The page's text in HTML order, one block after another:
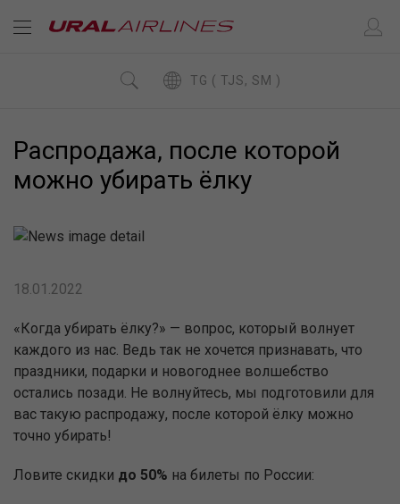
TG ( TJS, SM )
Распродажа, после которой
можно убирать ёлку
18.01.2022
«Когда убирать ёлку?» — вопрос, который волнует
каждого из нас. Ведь так не хочется признавать, что
праздники, подарки и новогоднее волшебство
остались позади. Не волнуйтесь, мы подготовили для
вас такую распродажу, после которой ёлку можно
точно убирать!
Ловите скидки до 50% на билеты по России: